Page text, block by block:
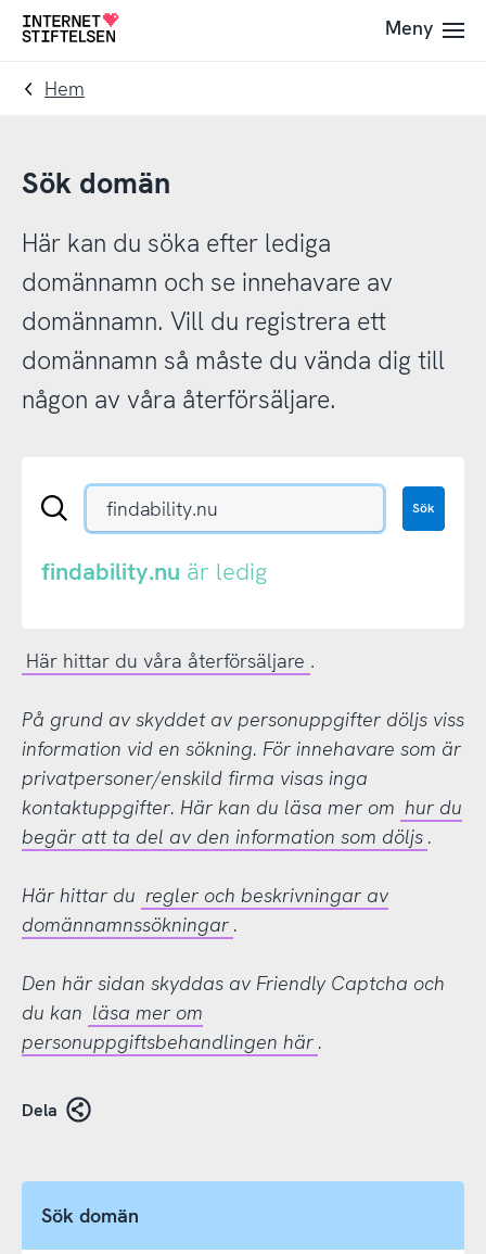
Till
navigering
Till
innehåll
Till
Meny
Hem
Sök domän
Här kan du söka efter lediga
domännamn och se innehavare av
domännamn. Vill du registrera ett
domännamn så måste du vända dig till
någon av våra återförsäljare.
Sök
eller
Sök
findability.nu är ledig
Här hittar du våra återförsäljare .
På grund av skyddet av personuppgifter döljs viss
information vid en sökning. För innehavare som är
privatpersoner/enskild firma visas inga
kontaktuppgifter. Här kan du läsa mer om hur du
begär att ta del av den information som döljs .
Här hittar du regler och beskrivningar av
domännamnssökningar .
Den här sidan skyddas av Friendly Captcha och
du kan läsa mer om
personuppgiftsbehandlingen här .
Dela
Sök domän